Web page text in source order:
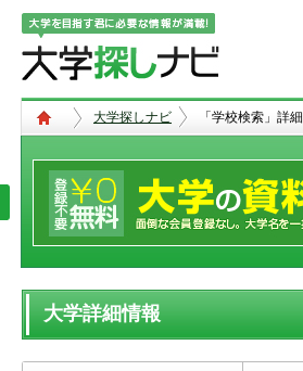
大学探しナビ 「学校検索」詳細
大学詳細情報